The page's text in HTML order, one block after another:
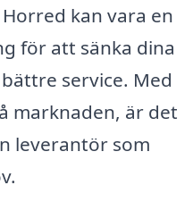
kan vara en
för att sänka dina
service. Med
marknaden, är det
leverantör som